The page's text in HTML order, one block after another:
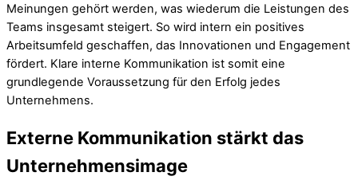
Meinungen gehört werden, was wiederum die Leistungen des
Teams insgesamt steigert. So wird intern ein positives
Arbeitsumfeld geschaffen, das Innovationen und Engagement
fördert. Klare interne Kommunikation ist somit eine
grundlegende Voraussetzung für den Erfolg jedes
Unternehmens.
Externe Kommunikation stärkt das
Unternehmensimage